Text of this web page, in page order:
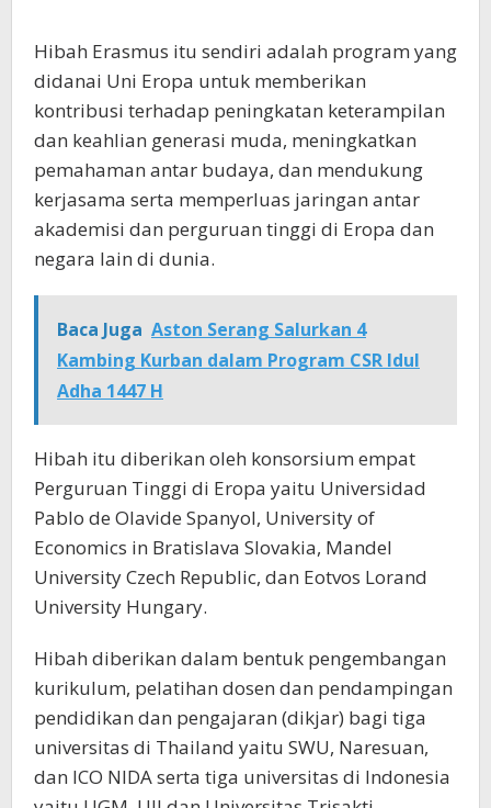
Hibah Erasmus itu sendiri adalah program yang
didanai Uni Eropa untuk memberikan
kontribusi terhadap peningkatan keterampilan
dan keahlian generasi muda, meningkatkan
pemahaman antar budaya, dan mendukung
kerjasama serta memperluas jaringan antar
akademisi dan perguruan tinggi di Eropa dan
negara lain di dunia.
Baca Juga Aston Serang Salurkan 4
Kambing Kurban dalam Program CSR Idul
Adha 1447 H
Hibah itu diberikan oleh konsorsium empat
Perguruan Tinggi di Eropa yaitu Universidad
Pablo de Olavide Spanyol, University of
Economics in Bratislava Slovakia, Mandel
University Czech Republic, dan Eotvos Lorand
University Hungary.
Hibah diberikan dalam bentuk pengembangan
kurikulum, pelatihan dosen dan pendampingan
pendidikan dan pengajaran (dikjar) bagi tiga
universitas di Thailand yaitu SWU, Naresuan,
dan ICO NIDA serta tiga universitas di Indonesia